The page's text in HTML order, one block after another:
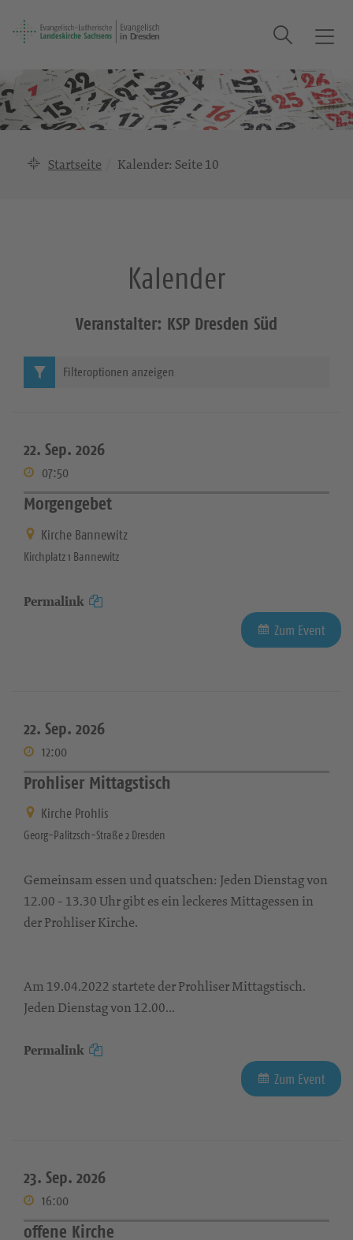
T
g
g
l
Suche
Startseite Kalender: Seite 10
Kalender
Veranstalter: KSP Dresden Süd
22. Sep. 2026
07:50
Morgengebet
Kirche Bannewitz
Kirchplatz 1 Bannewitz
Permalink
Zum Event
22. Sep. 2026
12:00
Prohliser Mittagstisch
Kirche Prohlis
Georg-Palitzsch-Straße 2 Dresden
Gemeinsam essen und quatschen: Jeden Dienstag von
12.00 - 13.30 Uhr gibt es ein leckeres Mittagessen in
der Prohliser Kirche.
Am 19.04.2022 startete der Prohliser Mittagstisch.
Jeden Dienstag von 12.00...
Permalink
Zum Event
23. Sep. 2026
16:00
offene Kirche
Filteroptionen anzeigen